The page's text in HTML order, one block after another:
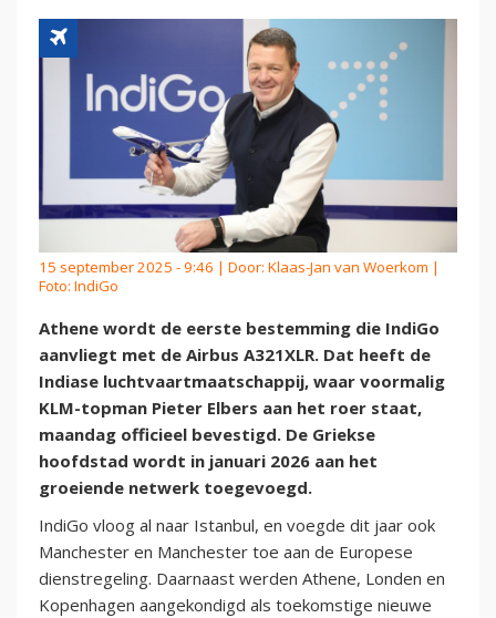
15 september 2025 - 9:46 | Door: Klaas-Jan van Woerkom |
Foto: IndiGo
Athene wordt de eerste bestemming die IndiGo
aanvliegt met de Airbus A321XLR. Dat heeft de
Indiase luchtvaartmaatschappij, waar voormalig
KLM-topman Pieter Elbers aan het roer staat,
maandag officieel bevestigd. De Griekse
hoofdstad wordt in januari 2026 aan het
groeiende netwerk toegevoegd.
IndiGo vloog al naar Istanbul, en voegde dit jaar ook
Manchester en Manchester toe aan de Europese
dienstregeling. Daarnaast werden Athene, Londen en
Kopenhagen aangekondigd als toekomstige nieuwe